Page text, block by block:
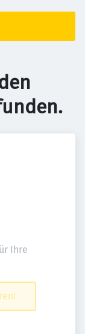
Ihre